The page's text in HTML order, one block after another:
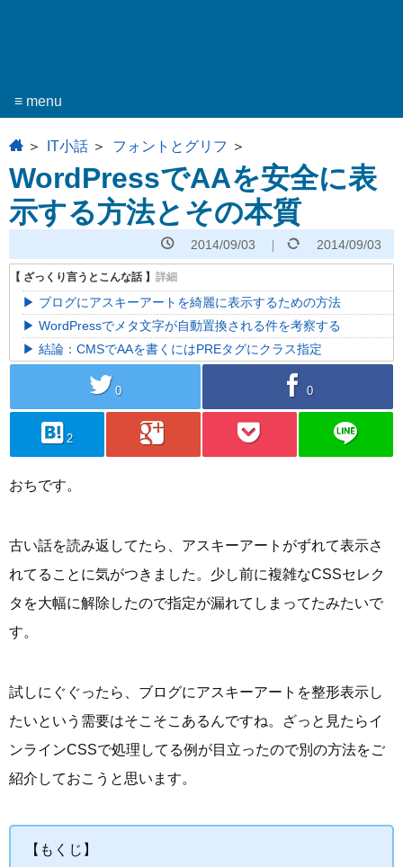
≡ menu
home IT小話 フォントとグリフ
WordPressでAAを安全に表
示する方法とその本質
2014/09/03 2014/09/03
ブログにアスキーアートを綺麗に表示するための方法
WordPressでメタ文字が自動置換される件を考察する
結論：CMSでAAを書くにはPREタグにクラス指定
twitter 0 facebook 0
hatebu 2 googleplus pocket line
おちです。
古い話を読み返してたら、アスキーアートがずれて表示さ
れてることに気がつきました。少し前に複雑なCSSセレク
タを大幅に解除したので指定が漏れてしまってたみたいで
す。
試しにぐぐったら、ブログにアスキーアートを整形表示し
たいという需要はそこそこあるんですね。ざっと見たらイ
ンラインCSSで処理してる例が目立ったので別の方法をご
紹介しておこうと思います。
【もくじ】